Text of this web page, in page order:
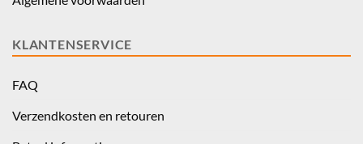
KLANTENSERVICE
FAQ
Verzendkosten en retouren